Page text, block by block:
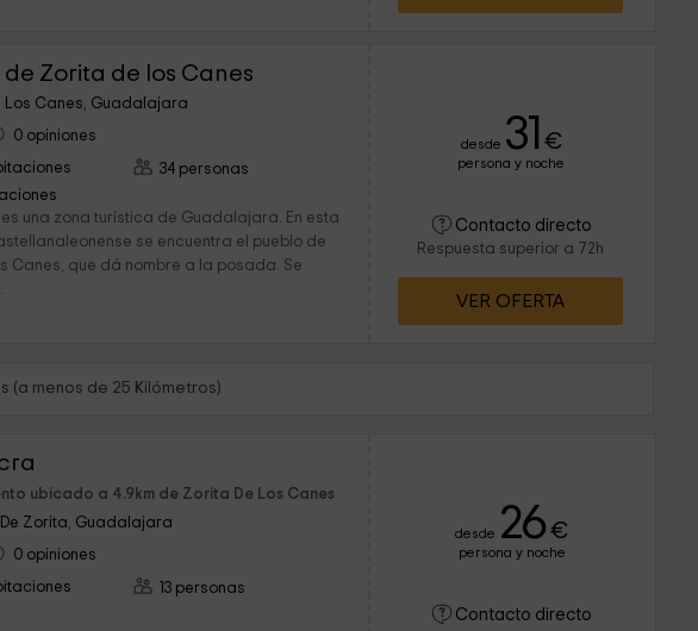
de Zorita de los Canes
Los Canes, Guadalajara
0 opiniones
34 personas
una zona turística de Guadalajara. En esta
se encuentra el pueblo de
Canes, que dá nombre a la posada. Se
desde 31 €
persona y noche
Contacto directo
Respuesta superior a 72h
VER OFERTA
(a menos de 25 Kilómetros)
ubicado a 4.9km de Zorita De Los Canes
Zorita, Guadalajara
0 opiniones
13 personas
desde 26 €
persona y noche
Contacto directo